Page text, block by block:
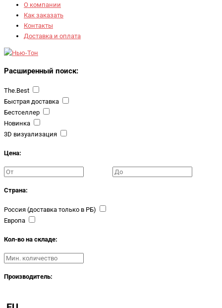
О компании
Как заказать
Контакты
Доставка и оплата
Расширенный поиск:
The.Best
Быстрая доставка
Бестселлер
Новинка
3D визуализация
Цена:
Страна:
Россия (доставка только в РБ)
Европа
Кол-во на складе:
Производитель: